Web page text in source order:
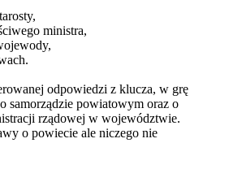
ministra,
odpowiedzi z klucza, w grę
samorządzie powiatowym oraz o
rządowej w województwie.
o powiecie ale niczego nie